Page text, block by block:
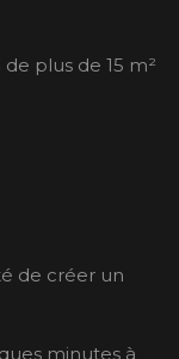
plus de 15 m²
de créer un
minutes à